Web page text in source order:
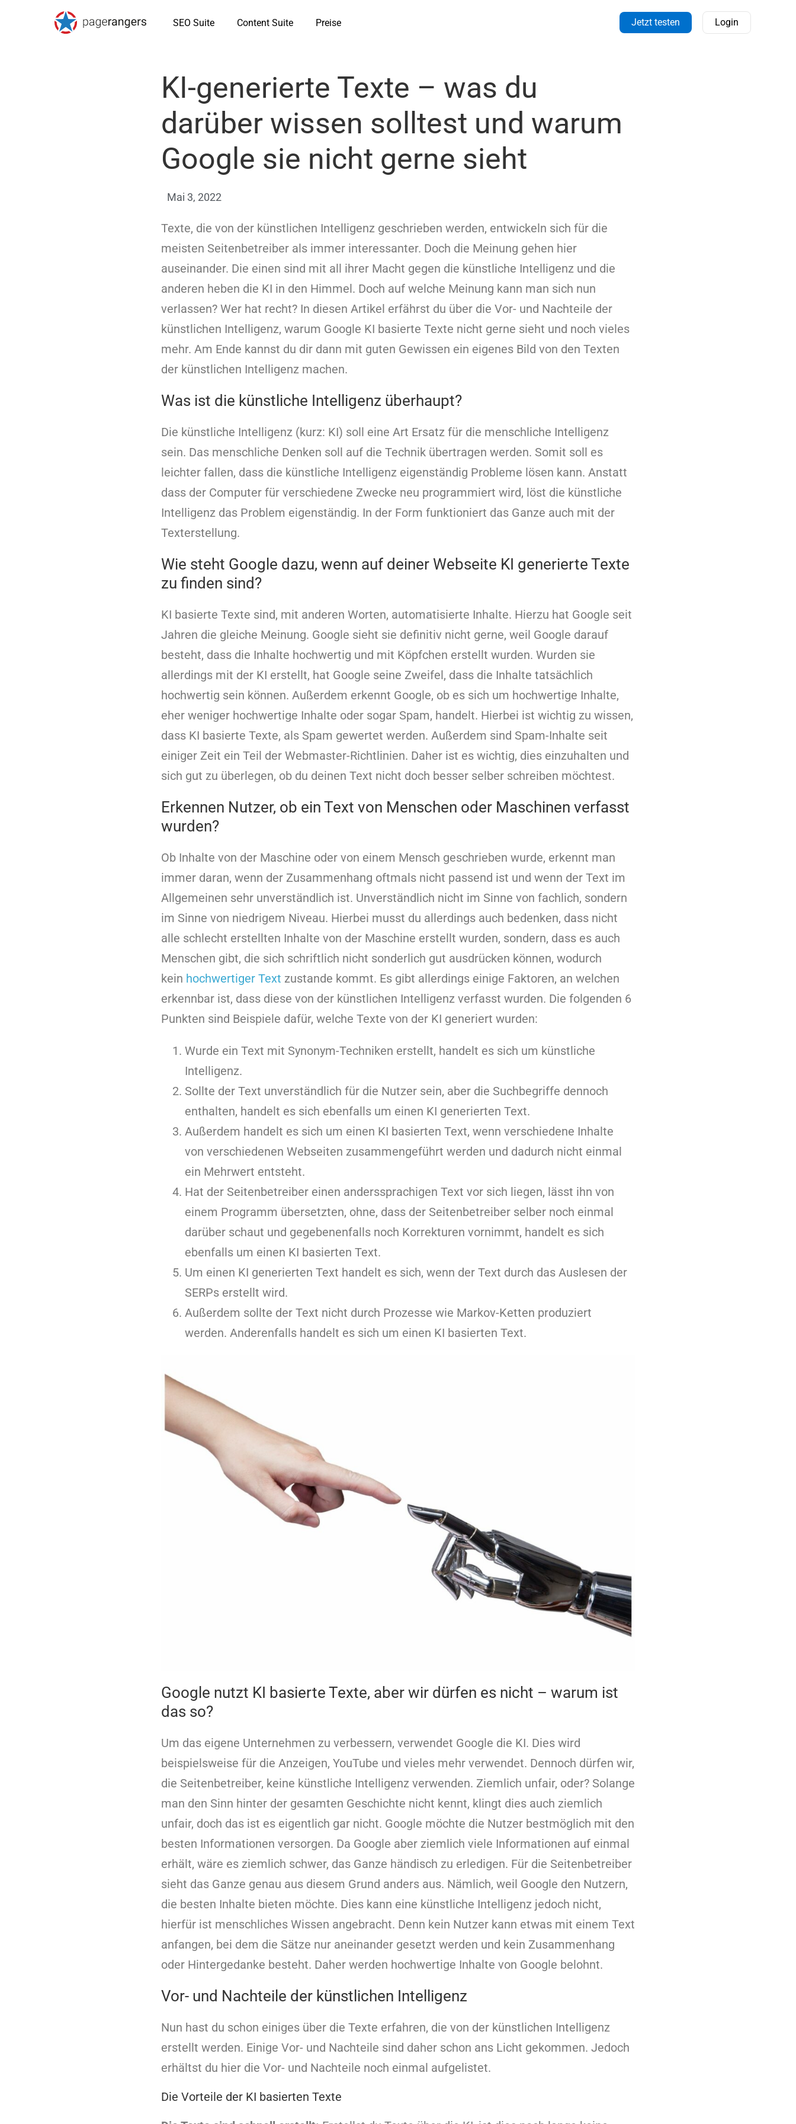
SEO Suite Content Suite Preise Jetzt testen Login
KI-generierte Texte – was du
darüber wissen solltest und warum
Google sie nicht gerne sieht
Mai 3, 2022
Texte, die von der künstlichen Intelligenz geschrieben werden, entwickeln sich für die
meisten Seitenbetreiber als immer interessanter. Doch die Meinung gehen hier
auseinander. Die einen sind mit all ihrer Macht gegen die künstliche Intelligenz und die
anderen heben die KI in den Himmel. Doch auf welche Meinung kann man sich nun
verlassen? Wer hat recht? In diesen Artikel erfährst du über die Vor- und Nachteile der
künstlichen Intelligenz, warum Google KI basierte Texte nicht gerne sieht und noch vieles
mehr. Am Ende kannst du dir dann mit guten Gewissen ein eigenes Bild von den Texten
der künstlichen Intelligenz machen.
Was ist die künstliche Intelligenz überhaupt?
Die künstliche Intelligenz (kurz: KI) soll eine Art Ersatz für die menschliche Intelligenz
sein. Das menschliche Denken soll auf die Technik übertragen werden. Somit soll es
leichter fallen, dass die künstliche Intelligenz eigenständig Probleme lösen kann. Anstatt
dass der Computer für verschiedene Zwecke neu programmiert wird, löst die künstliche
Intelligenz das Problem eigenständig. In der Form funktioniert das Ganze auch mit der
Texterstellung.
Wie steht Google dazu, wenn auf deiner Webseite KI generierte Texte
zu finden sind?
KI basierte Texte sind, mit anderen Worten, automatisierte Inhalte. Hierzu hat Google seit
Jahren die gleiche Meinung. Google sieht sie definitiv nicht gerne, weil Google darauf
besteht, dass die Inhalte hochwertig und mit Köpfchen erstellt wurden. Wurden sie
allerdings mit der KI erstellt, hat Google seine Zweifel, dass die Inhalte tatsächlich
hochwertig sein können. Außerdem erkennt Google, ob es sich um hochwertige Inhalte,
eher weniger hochwertige Inhalte oder sogar Spam, handelt. Hierbei ist wichtig zu wissen,
dass KI basierte Texte, als Spam gewertet werden. Außerdem sind Spam-Inhalte seit
einiger Zeit ein Teil der Webmaster-Richtlinien. Daher ist es wichtig, dies einzuhalten und
sich gut zu überlegen, ob du deinen Text nicht doch besser selber schreiben möchtest.
Erkennen Nutzer, ob ein Text von Menschen oder Maschinen verfasst
wurden?
Ob Inhalte von der Maschine oder von einem Mensch geschrieben wurde, erkennt man
immer daran, wenn der Zusammenhang oftmals nicht passend ist und wenn der Text im
Allgemeinen sehr unverständlich ist. Unverständlich nicht im Sinne von fachlich, sondern
im Sinne von niedrigem Niveau. Hierbei musst du allerdings auch bedenken, dass nicht
alle schlecht erstellten Inhalte von der Maschine erstellt wurden, sondern, dass es auch
Menschen gibt, die sich schriftlich nicht sonderlich gut ausdrücken können, wodurch
kein hochwertiger Text zustande kommt. Es gibt allerdings einige Faktoren, an welchen
erkennbar ist, dass diese von der künstlichen Intelligenz verfasst wurden. Die folgenden 6
Punkten sind Beispiele dafür, welche Texte von der KI generiert wurden:
Wurde ein Text mit Synonym-Techniken erstellt, handelt es sich um künstliche
Intelligenz.
Sollte der Text unverständlich für die Nutzer sein, aber die Suchbegriffe dennoch
enthalten, handelt es sich ebenfalls um einen KI generierten Text.
Außerdem handelt es sich um einen KI basierten Text, wenn verschiedene Inhalte
von verschiedenen Webseiten zusammengeführt werden und dadurch nicht einmal
ein Mehrwert entsteht.
Hat der Seitenbetreiber einen anderssprachigen Text vor sich liegen, lässt ihn von
einem Programm übersetzten, ohne, dass der Seitenbetreiber selber noch einmal
darüber schaut und gegebenenfalls noch Korrekturen vornimmt, handelt es sich
ebenfalls um einen KI basierten Text.
Um einen KI generierten Text handelt es sich, wenn der Text durch das Auslesen der
SERPs erstellt wird.
Außerdem sollte der Text nicht durch Prozesse wie Markov-Ketten produziert
werden. Anderenfalls handelt es sich um einen KI basierten Text.
Google nutzt KI basierte Texte, aber wir dürfen es nicht – warum ist
das so?
Um das eigene Unternehmen zu verbessern, verwendet Google die KI. Dies wird
beispielsweise für die Anzeigen, YouTube und vieles mehr verwendet. Dennoch dürfen wir,
die Seitenbetreiber, keine künstliche Intelligenz verwenden. Ziemlich unfair, oder? Solange
man den Sinn hinter der gesamten Geschichte nicht kennt, klingt dies auch ziemlich
unfair, doch das ist es eigentlich gar nicht. Google möchte die Nutzer bestmöglich mit den
besten Informationen versorgen. Da Google aber ziemlich viele Informationen auf einmal
erhält, wäre es ziemlich schwer, das Ganze händisch zu erledigen. Für die Seitenbetreiber
sieht das Ganze genau aus diesem Grund anders aus. Nämlich, weil Google den Nutzern,
die besten Inhalte bieten möchte. Dies kann eine künstliche Intelligenz jedoch nicht,
hierfür ist menschliches Wissen angebracht. Denn kein Nutzer kann etwas mit einem Text
anfangen, bei dem die Sätze nur aneinander gesetzt werden und kein Zusammenhang
oder Hintergedanke besteht. Daher werden hochwertige Inhalte von Google belohnt.
Vor- und Nachteile der künstlichen Intelligenz
Nun hast du schon einiges über die Texte erfahren, die von der künstlichen Intelligenz
erstellt werden. Einige Vor- und Nachteile sind daher schon ans Licht gekommen. Jedoch
erhältst du hier die Vor- und Nachteile noch einmal aufgelistet.
Die Vorteile der KI basierten Texte